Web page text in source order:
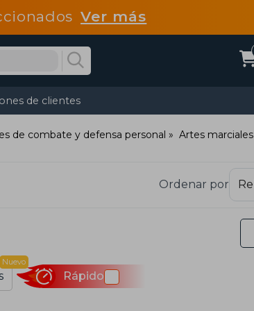
Ver más
de clientes
de combate y defensa personal Artes marciales
Ordenar por
Nuevo
Rápido